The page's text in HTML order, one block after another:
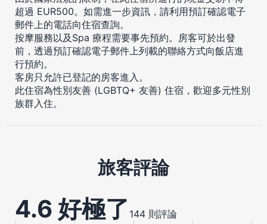
超過 EUR500。如需進一步資訊，請利用預訂確認電子
郵件上的電話向住宿查詢。
按摩服務以及Spa 療程需要事先預約。房客可於出發
前，透過預訂確認電子郵件上列載的聯絡方式向飯店進
行預約。
客房只允許已登記的房客進入。
此住宿為性別友善 (LGBTQ+ 友善) 住宿，歡迎多元性別
族群入住。
旅客評論
4.6 好極了 144 則評論